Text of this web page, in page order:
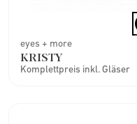
eyes + more
KRISTY
Komplettpreis inkl. Gläser